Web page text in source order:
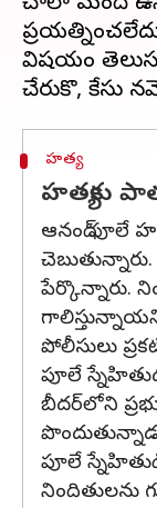
విషయం
హత్య
హత్యకు
ఆనంద్ ఫూలే
పేర్కొన్నారు.
పోలీసులు
పూలే
బీదర్‌లోని
పూలే
నిందితులను